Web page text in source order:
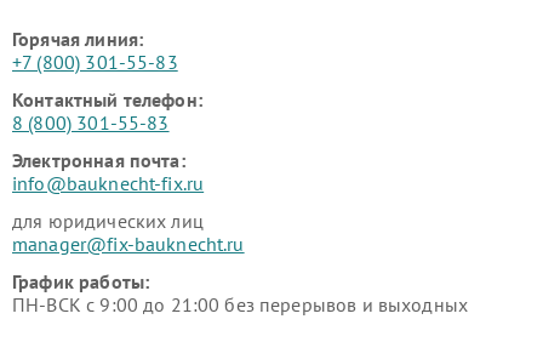
Горячая линия:
+7 (800) 301-55-83
Контактный телефон:
8 (800) 301-55-83
Электронная почта:
info@bauknecht-fix.ru
для юридических лиц
manager@fix-bauknecht.ru
График работы:
ПН-ВСК с 9:00 до 21:00 без перерывов и выходных